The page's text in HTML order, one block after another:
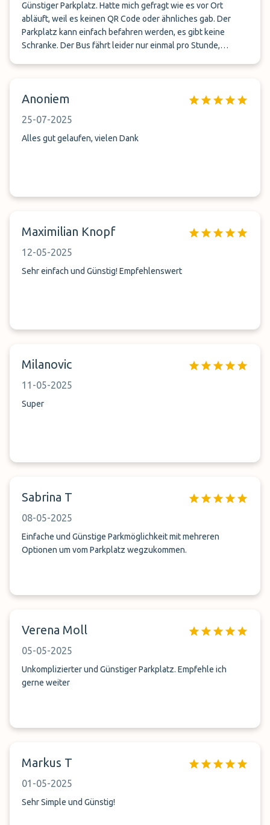
Günstiger Parkplatz. Hatte mich gefragt wie es vor Ort
abläuft, weil es keinen QR Code oder ähnliches gab. Der
Parkplatz kann einfach befahren werden, es gibt keine
Schranke. Der Bus fährt leider nur einmal pro Stunde,
Anoniem
25-07-2025
Alles gut gelaufen, vielen Dank
Maximilian Knopf
12-05-2025
Sehr einfach und Günstig! Empfehlenswert
Milanovic
11-05-2025
Super
Sabrina T
08-05-2025
Einfache und Günstige Parkmöglichkeit mit mehreren
Optionen um vom Parkplatz wegzukommen.
Verena Moll
05-05-2025
Unkomplizierter und Günstiger Parkplatz. Empfehle ich
gerne weiter
Markus T
01-05-2025
Sehr Simple und Günstig!